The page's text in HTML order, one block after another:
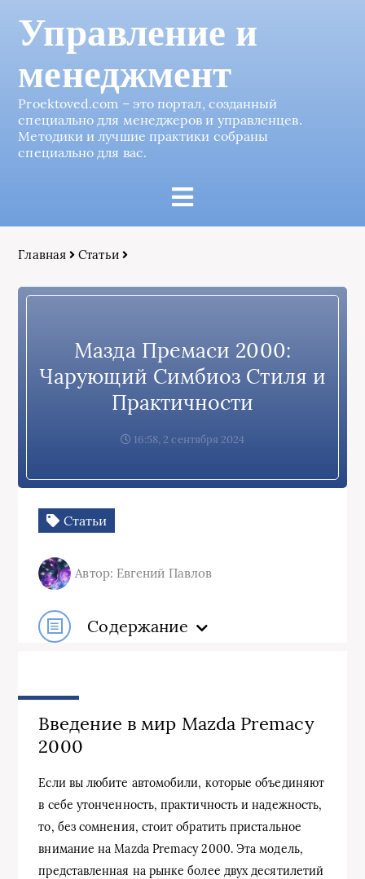
Управление и
менеджмент
Proektoved.com – это портал, созданный
специально для менеджеров и управленцев.
Методики и лучшие практики собраны
специально для вас.
Главная Статьи
Мазда Премаси 2000:
Чарующий Симбиоз Стиля и
Практичности
16:58, 2 сентября 2024
Статьи
Автор: Евгений Павлов
Содержание
Введение в мир Mazda Premacy
2000
Если вы любите автомобили, которые объединяют
в себе утонченность, практичность и надежность,
то, без сомнения, стоит обратить пристальное
внимание на Mazda Premacy 2000. Эта модель,
представленная на рынке более двух десятилетий